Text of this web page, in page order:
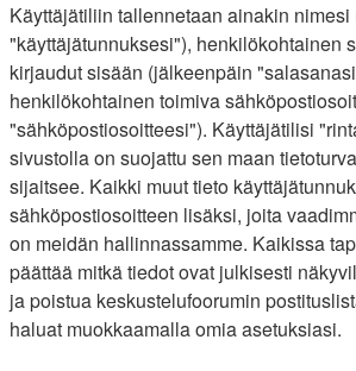
Käyttäjätiliin tallennetaan ainakin
"käyttäjätunnuksesi"), henkilökohtainen
kirjaudut sisään (jälkeenpäin
henkilökohtainen toimiva
"sähköpostiosoitteesi"). Käyttäjätilisi
sivustolla on suojattu sen maan
sijaitsee. Kaikki muut tieto
sähköpostiosoitteen lisäksi, joita
on meidän hallinnassamme. Kaikissa
päättää mitkä tiedot ovat julkisesti
ja poistua keskustelufoorumin
haluat muokkaamalla omia asetuksiasi.